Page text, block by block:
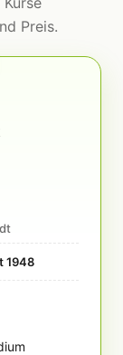
Preis.
1948